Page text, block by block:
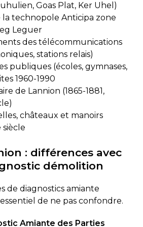
Goas Plat, Ker Uhel)
la technopole Anticipa zone
Leguer
des télécommunications
stations relais)
publiques (écoles, gymnases,
1960-1990
de Lannion (1865-1881,
châteaux et manoirs
siècle
: différences avec
démolition
de diagnostics amiante
de ne pas confondre.
Amiante des Parties